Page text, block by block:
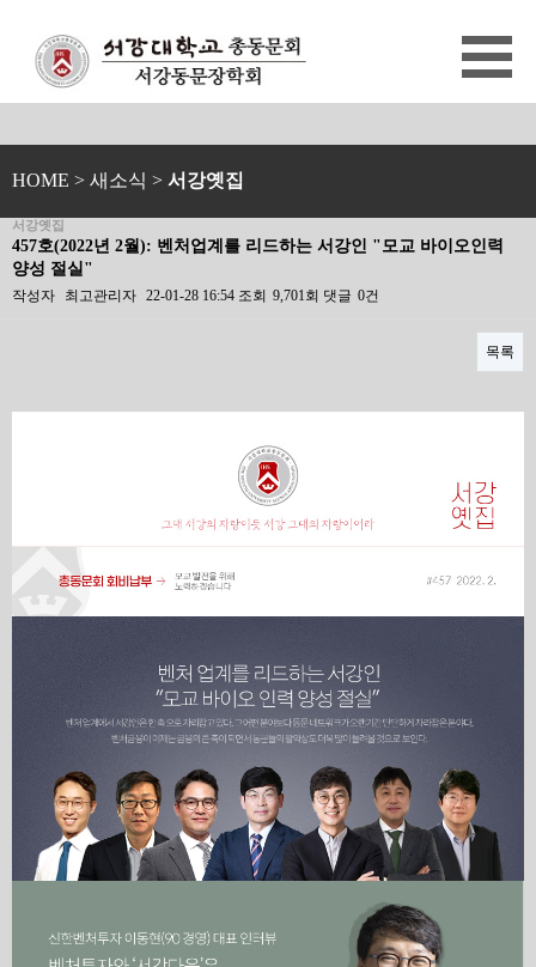
HOME > 새소식 > 서강옛집
서강옛집
457호(2022년 2월): 벤처업계를 리드하는 서강인 "모교 바이오인력
양성 절실"
작성자 최고관리자 22-01-28 16:54 조회 9,701회 댓글 0건
목록
본문